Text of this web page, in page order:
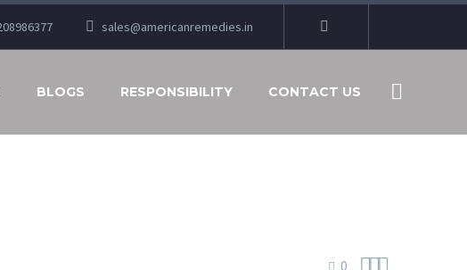
sales@americanremedies.in
BLOGS RESPONSIBILITY CONTACT US
0